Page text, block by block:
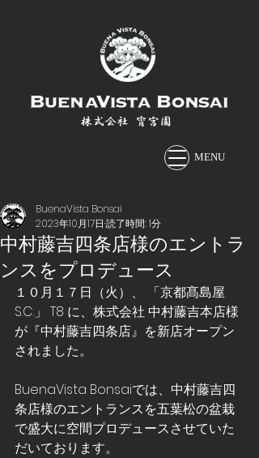
株式会社 宵宮園
MENU
中村藤吉四条店様のエントラ
ンスをプロデュース
BuenaVista Bonsai
2023年10月17日 読了時間: 1分
１０月１７日（火）、 「京都髙島屋
S.C.」 T8 に、株式会社 中村藤吉本店様
が『中村藤吉四条店』を新店オープン
されました。
BuenaVista Bonsaiでは、中村藤吉四
条店様のエントランスを五葉松の盆栽
で盛大に空間プロデュースさせていた
だいております。